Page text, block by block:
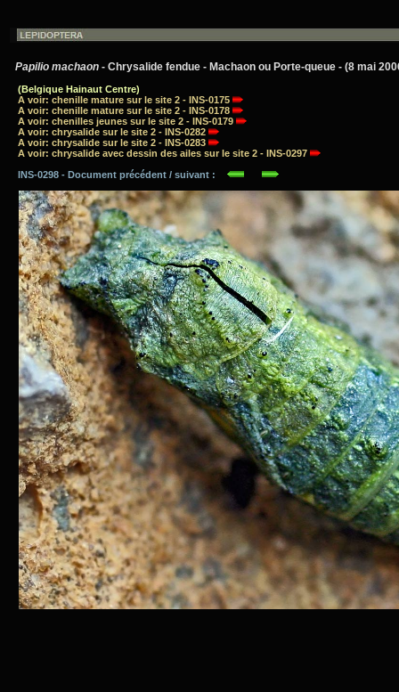
Papilio machaon - Chrysalide fendue - Machaon ou Porte-queue - (8 mai
(Belgique Hainaut Centre)
A voir: chenille mature sur le site 2 - INS-0175
A voir: chenille mature sur le site 2 - INS-0178
A voir: chenilles jeunes sur le site 2 - INS-0179
A voir: chrysalide sur le site 2 - INS-0282
A voir: chrysalide sur le site 2 - INS-0283
A voir: chrysalide avec dessin des ailes sur le site 2 - INS-0297
INS-0298 - Document précédent / suivant :